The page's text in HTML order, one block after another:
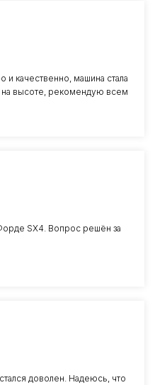
качественно, машина стала
на высоте, рекомендую всем
SX4. Вопрос решён за
доволен. Надеюсь, что